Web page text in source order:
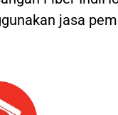
jasa